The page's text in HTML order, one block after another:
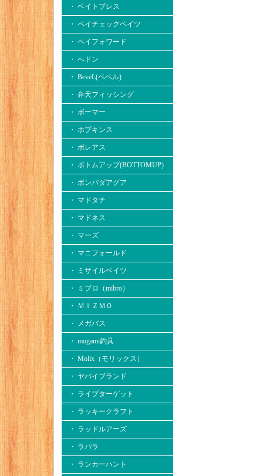
・ ベイトブレス
・ ペイチェックベイツ
・ ペイフォワード
・ へドン
・ BeveL(ベベル)
・ 弁天フィッシング
・ ボーマー
・ ホプキンス
・ ボレアス
・ ボトムアップ(BOTTOMUP)
・ ボンバダアグア
・ マドタチ
・ マドネス
・ マーズ
・ マニフォールド
・ ミサイルベイツ
・ ミブロ（mibro）
・ ＭＩＺＭＯ
・ メガバス
・ mogami釣具
・ Molix（モリックス）
・ ヤバイブランド
・ ライブターゲット
・ ラッキークラフト
・ ラッドルアーズ
・ ラパラ
・ ランカーハント